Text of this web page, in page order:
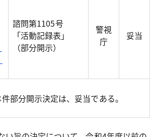
諮問第1105号
「活動記録表」
（部分開示）
警視
庁
妥当
件部分開示決定は、妥当である。